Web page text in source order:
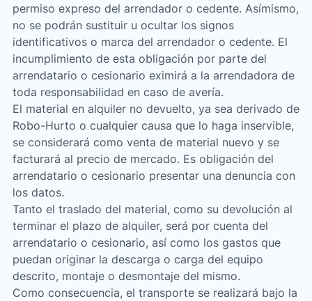
permiso expreso del arrendador o cedente. Asímismo,
no se podrán sustituir u ocultar los signos
identificativos o marca del arrendador o cedente. El
incumplimiento de esta obligación por parte del
arrendatario o cesionario eximirá a la arrendadora de
toda responsabilidad en caso de avería.
El material en alquiler no devuelto, ya sea derivado de
Robo-Hurto o cualquier causa que lo haga inservible,
se considerará como venta de material nuevo y se
facturará al precio de mercado. Es obligación del
arrendatario o cesionario presentar una denuncia con
los datos.
Tanto el traslado del material, como su devolución al
terminar el plazo de alquiler, será por cuenta del
arrendatario o cesionario, así como los gastos que
puedan originar la descarga o carga del equipo
descrito, montaje o desmontaje del mismo.
Como consecuencia, el transporte se realizará bajo la